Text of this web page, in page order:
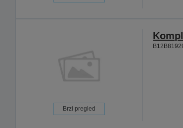
Brzi pregled